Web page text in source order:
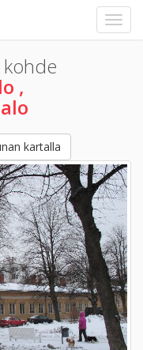
,
kartalla